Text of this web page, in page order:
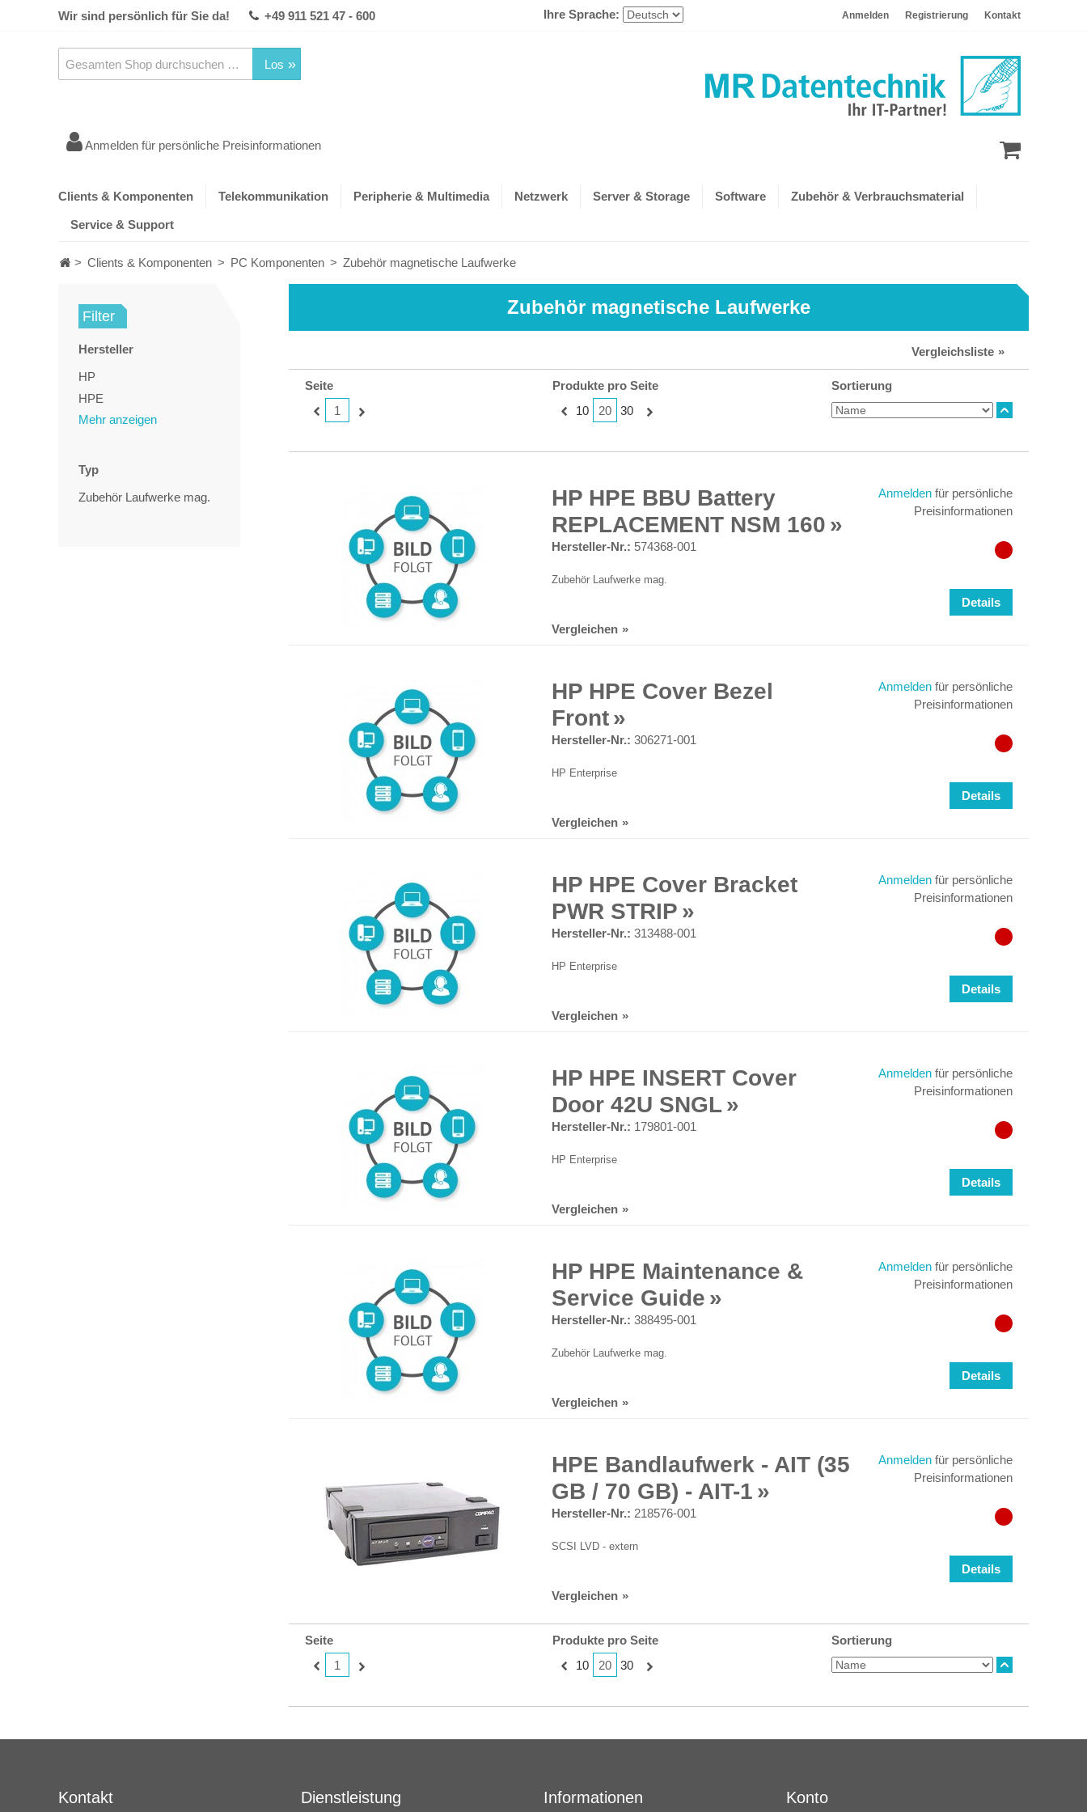
Wir sind persönlich für Sie da! +49 911 521 47 - 600 Anmelden Registrierung Kontakt
Ihre Sprache:
Los
Anmelden für persönliche Preisinformationen
Clients & Komponenten Telekommunikation Peripherie & Multimedia Netzwerk Server & Storage Software Zubehör & Verbrauchsmaterial
Service & Support
> Clients & Komponenten > PC Komponenten > Zubehör magnetische Laufwerke
Filter
Hersteller
HP
HPE
Mehr anzeigen
Typ
Zubehör Laufwerke mag.
Zubehör magnetische Laufwerke
Vergleichsliste
Seite
1
Produkte pro Seite
10
20 30
Sortierung
HP HPE BBU Battery
REPLACEMENT NSM 160
Hersteller-Nr.: 574368-001
Anmelden für persönliche
Preisinformationen
Details
Zubehör Laufwerke mag.
Vergleichen
HP HPE Cover Bezel
Front
Hersteller-Nr.: 306271-001
Anmelden für persönliche
Preisinformationen
Details
HP Enterprise
Vergleichen
HP HPE Cover Bracket
PWR STRIP
Hersteller-Nr.: 313488-001
Anmelden für persönliche
Preisinformationen
Details
HP Enterprise
Vergleichen
HP HPE INSERT Cover
Door 42U SNGL
Hersteller-Nr.: 179801-001
Anmelden für persönliche
Preisinformationen
Details
HP Enterprise
Vergleichen
HP HPE Maintenance &
Service Guide
Hersteller-Nr.: 388495-001
Anmelden für persönliche
Preisinformationen
Details
Zubehör Laufwerke mag.
Vergleichen
HPE Bandlaufwerk - AIT (35
GB / 70 GB) - AIT-1
Hersteller-Nr.: 218576-001
Anmelden für persönliche
Preisinformationen
Details
SCSI LVD - extern
Vergleichen
Seite
1
Produkte pro Seite
10
20 30
Sortierung
Kontakt Dienstleistung Informationen Konto